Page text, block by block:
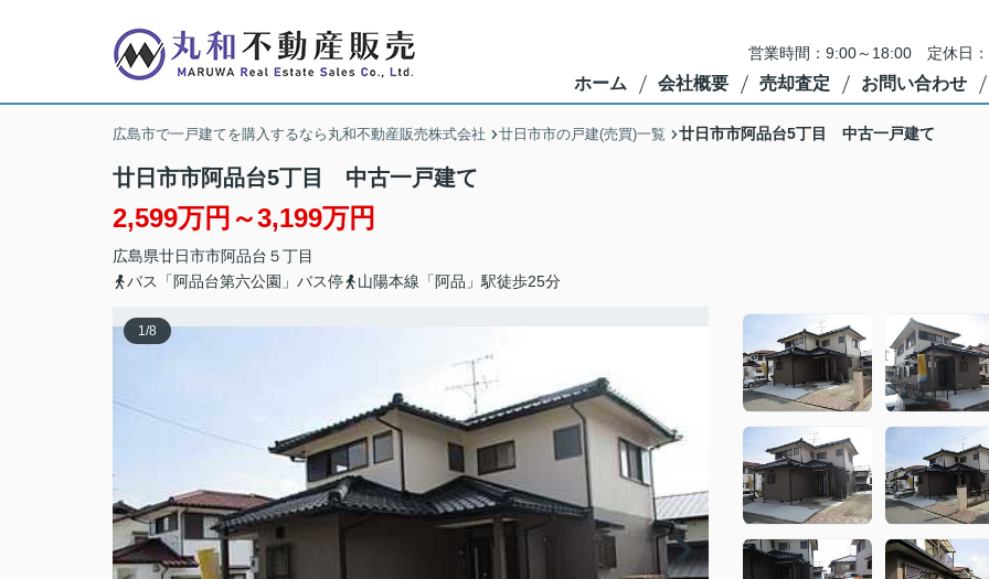
営業時間：9:00～18:00 定休日
ホーム 会社概要 売却査定 お問い合わせ
広島市で一戸建てを購入するなら丸和不動産販売株式会社 廿日市市の戸建(売買)一覧 廿日市市阿品台5丁目 中古一戸建て
廿日市市阿品台5丁目 中古一戸建て
2,599万円～3,199万円
広島県廿日市市阿品台 ５丁目
バス「阿品台第六公園」バス停
山陽本線「阿品」駅徒歩25分
1/8